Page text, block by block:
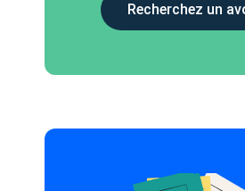
Recherchez un